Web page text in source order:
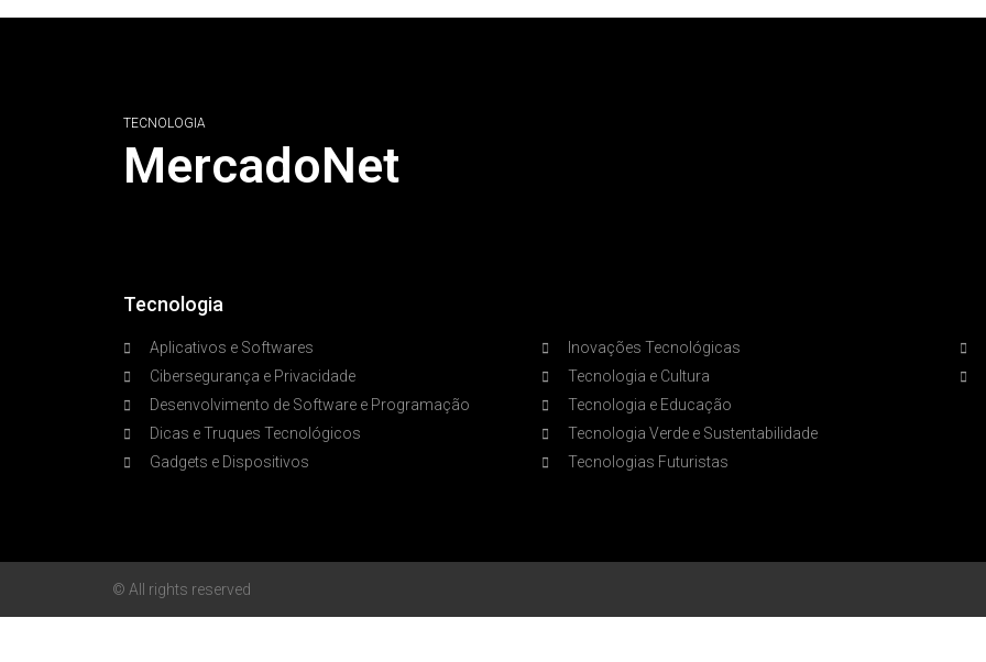
TECNOLOGIA
MercadoNet
Tecnologia
Aplicativos e Softwares
Cibersegurança e Privacidade
Desenvolvimento de Software e Programação
Dicas e Truques Tecnológicos
Gadgets e Dispositivos
Inovações Tecnológicas
Tecnologia e Cultura
Tecnologia e Educação
Tecnologia Verde e Sustentabilidade
Tecnologias Futuristas
© All rights reserved